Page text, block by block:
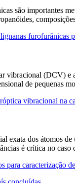
são importantes
furofurânicas
vibracional (DCV) e
de pequenas
vibracional na
exata dos átomos
é crítica no
para caracterização